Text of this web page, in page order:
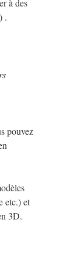
à des
) .
pouvez
etc.) et
3D.